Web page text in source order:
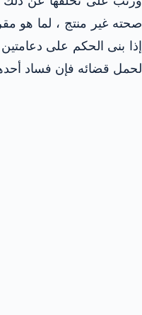
صحته غير منتج ، لما هو
إذا بنى الحكم على
لحمل قضائه فإن فساد